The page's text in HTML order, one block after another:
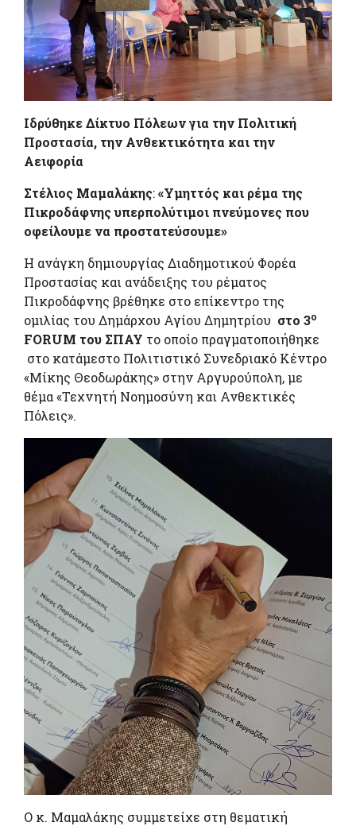
Ιδρύθηκε Δίκτυο Πόλεων για την Πολιτική
Προστασία, την Ανθεκτικότητα και την
Αειφορία
Στέλιος Μαμαλάκης:«Υμηττός και ρέμα της
Πικροδάφνης υπερπολύτιμοι πνεύμονες που
οφείλουμε να προστατεύσουμε»
Η ανάγκη δημιουργίας Διαδημοτικού Φορέα
Προστασίας και ανάδειξης του ρέματος
Πικροδάφνης βρέθηκε στο επίκεντρο της
ομιλίας του Δημάρχου Αγίου Δημητρίου στο 3ο
FORUM του ΣΠΑΥ το οποίο πραγματοποιήθηκε
στο κατάμεστο Πολιτιστικό Συνεδριακό Κέντρο
«Μίκης Θεοδωράκης» στην Αργυρούπολη, με
θέμα «Τεχνητή Νοημοσύνη και Ανθεκτικές
Πόλεις».
Ο κ. Μαμαλάκης συμμετείχε στη θεματική